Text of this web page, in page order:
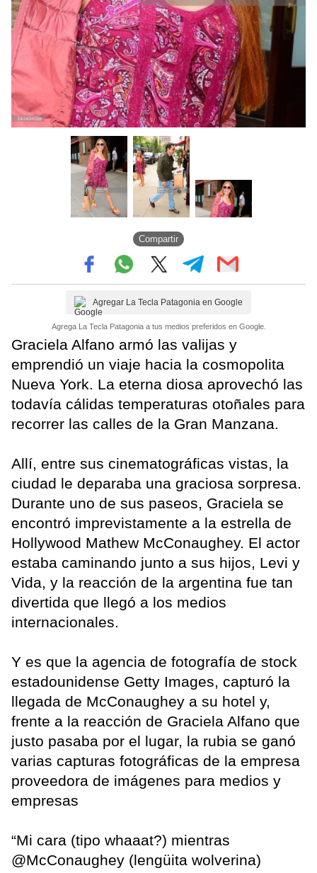
Compartir
Agregar La Tecla Patagonia en Google
Agrega La Tecla Patagonia a tus medios preferidos en Google.
Graciela Alfano armó las valijas y
emprendió un viaje hacia la cosmopolita
Nueva York. La eterna diosa aprovechó las
todavía cálidas temperaturas otoñales para
recorrer las calles de la Gran Manzana.
Allí, entre sus cinematográficas vistas, la
ciudad le deparaba una graciosa sorpresa.
Durante uno de sus paseos, Graciela se
encontró imprevistamente a la estrella de
Hollywood Mathew McConaughey. El actor
estaba caminando junto a sus hijos, Levi y
Vida, y la reacción de la argentina fue tan
divertida que llegó a los medios
internacionales.
Y es que la agencia de fotografía de stock
estadounidense Getty Images, capturó la
llegada de McConaughey a su hotel y,
frente a la reacción de Graciela Alfano que
justo pasaba por el lugar, la rubia se ganó
varias capturas fotográficas de la empresa
proveedora de imágenes para medios y
empresas
“Mi cara (tipo whaaat?) mientras
@McConaughey (lengüita wolverina)